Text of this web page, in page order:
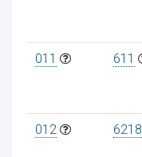
011 611
012 6218